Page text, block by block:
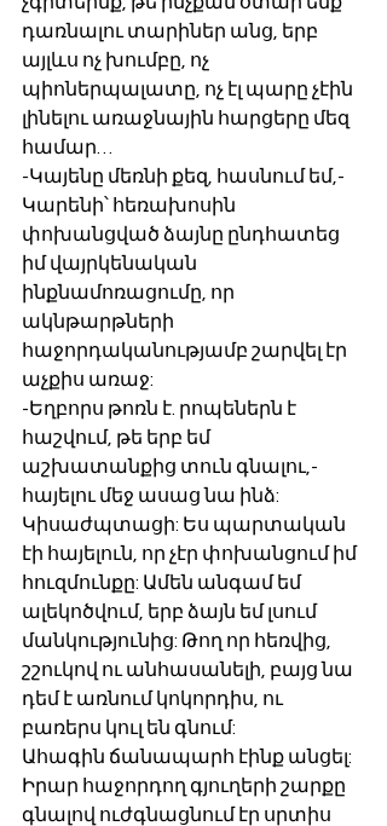
դառնալու տարիներ անց, երբ
այլևս ոչ խումբը, ոչ
պիոներպալատը, ոչ էլ պարը չէին
լինելու առաջնային հարցերը մեզ
համար…
-Կայենը մեռնի քեզ, հասնում եմ,-
Կարենի՝ հեռախոսին
փոխանցված ձայնը ընդհատեց
իմ վայրկենական
ինքնամոռացումը, որ
ակնթարթների
հաջորդականությամբ շարվել էր
աչքիս առաջ:
-Եղբորս թոռն է. րոպեներն է
հաշվում, թե երբ եմ
աշխատանքից տուն գնալու,-
հայելու մեջ ասաց նա ինձ:
Կիսաժպտացի: Ես պարտական
էի հայելուն, որ չէր փոխանցում իմ
հուզմունքը: Ամեն անգամ եմ
ալեկոծվում, երբ ձայն եմ լսում
մանկությունից: Թող որ հեռվից,
շշուկով ու անհասանելի, բայց նա
դեմ է առնում կոկորդիս, ու
բառերս կուլ են գնում:
Ահագին ճանապարհ էինք անցել:
Իրար հաջորդող գյուղերի շարքը
գնալով ուժգնացնում էր սրտիս